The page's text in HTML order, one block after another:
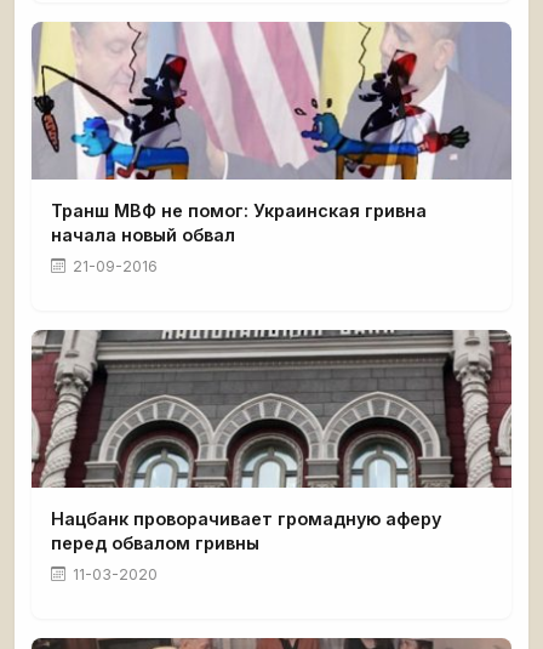
Транш МВФ не помог: Украинская гривна
начала новый обвал
21-09-2016
Нацбанк проворачивает громадную аферу
перед обвалом гривны
11-03-2020